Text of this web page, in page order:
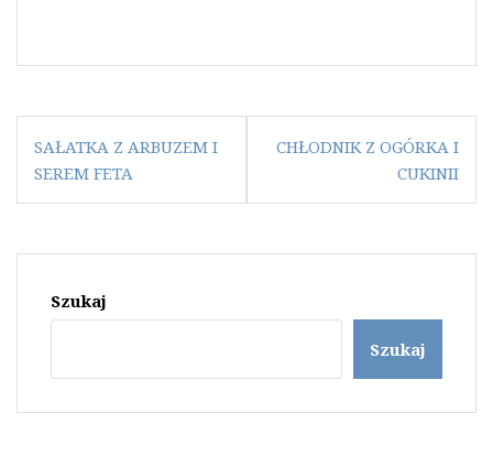
Nawigacja
wpisu
SAŁATKA Z ARBUZEM I
SEREM FETA
CHŁODNIK Z OGÓRKA I
CUKINII
Szukaj
Szukaj